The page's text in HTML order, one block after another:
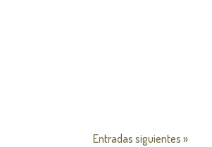
Entradas siguientes »